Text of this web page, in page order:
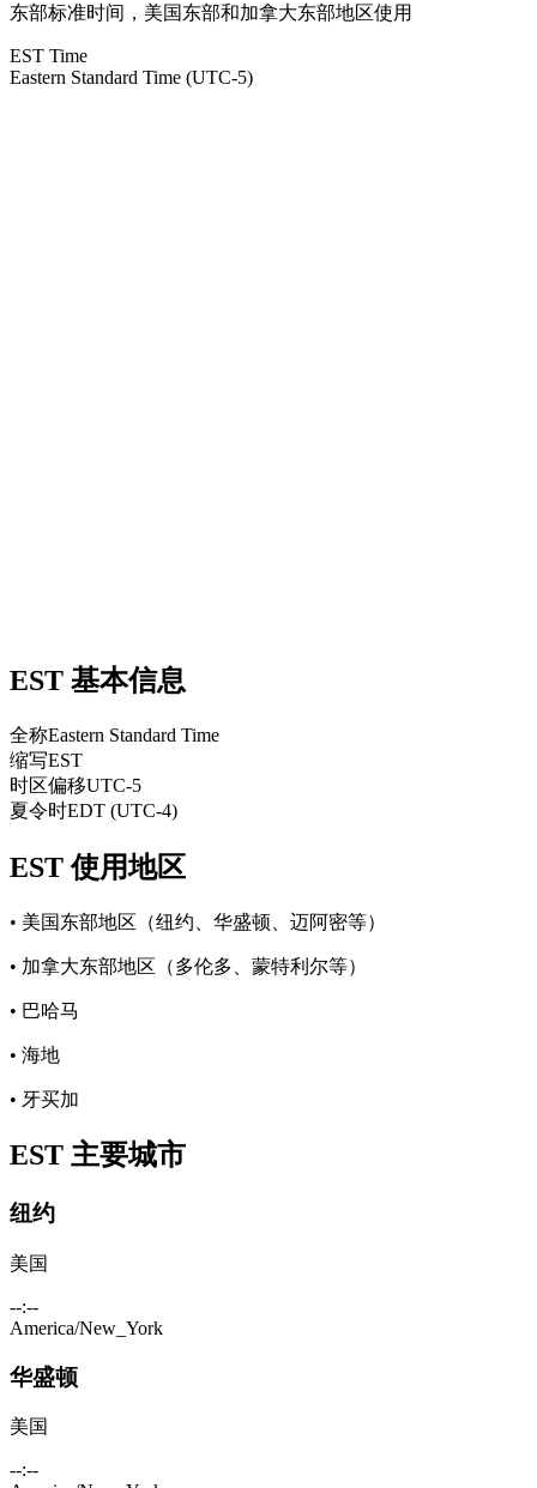
东部标准时间，美国东部和加拿大东部地区使用
EST Time
Eastern Standard Time (UTC-5)
EST 基本信息
全称Eastern Standard Time
缩写EST
时区偏移UTC-5
夏令时EDT (UTC-4)
EST 使用地区
• 美国东部地区（纽约、华盛顿、迈阿密等）
• 加拿大东部地区（多伦多、蒙特利尔等）
• 巴哈马
• 海地
• 牙买加
EST 主要城市
纽约
美国
--:--
America/New_York
华盛顿
美国
--:--